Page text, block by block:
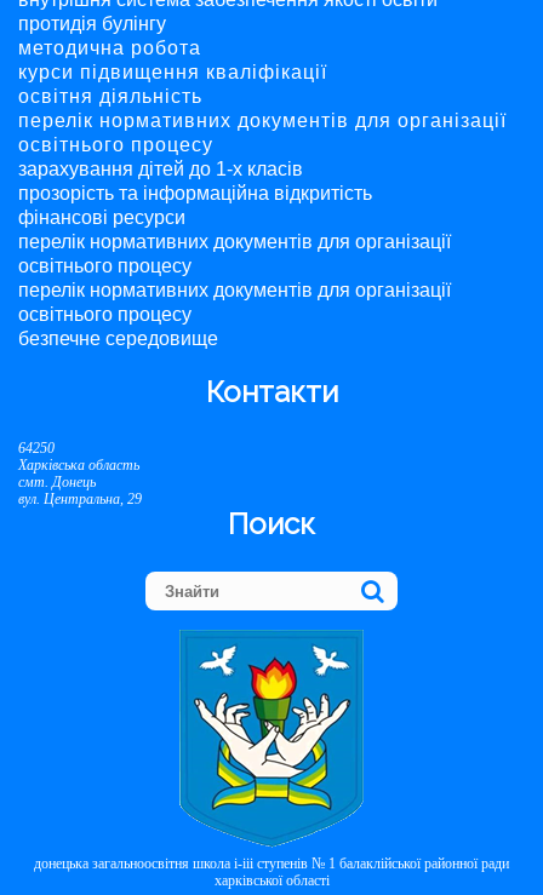
донецька загальноосвітня школа і-ііі ступенів № 1 балаклійської районної ради
харківської області
протидія булінгу
методична робота
курси підвищення кваліфікації
освітня діяльність
перелік нормативних документів для організації
освітнього процесу
зарахування дітей до 1-х класів
прозорість та інформаційна відкритість
фінансові ресурси
перелік нормативних документів для організації
освітнього процесу
перелік нормативних документів для організації
освітнього процесу
безпечне середовище
Контакти
64250
Харківська область
смт. Донець
вул. Центральна, 29
Поиск